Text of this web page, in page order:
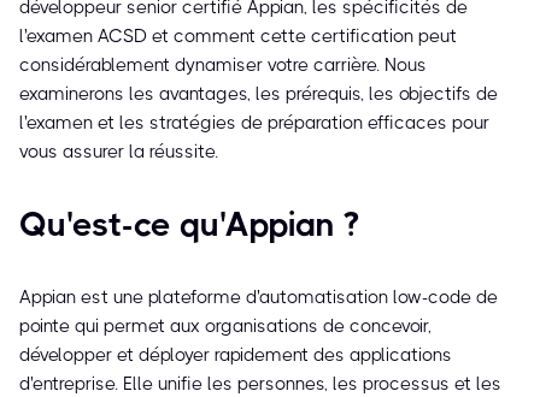
développeur senior certifié Appian, les spécificités de
l'examen ACSD et comment cette certification peut
considérablement dynamiser votre carrière. Nous
examinerons les avantages, les prérequis, les objectifs de
l'examen et les stratégies de préparation efficaces pour
vous assurer la réussite.
Qu'est-ce qu'Appian ?
Appian est une plateforme d'automatisation low-code de
pointe qui permet aux organisations de concevoir,
développer et déployer rapidement des applications
d'entreprise. Elle unifie les personnes, les processus et les